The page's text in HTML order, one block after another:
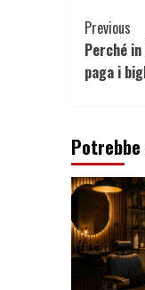
Previous
Perché
paga i